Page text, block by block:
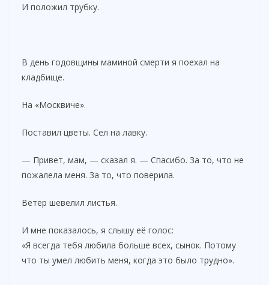
И положил трубку.
В день годовщины маминой смерти я поехал на
кладбище.
На «Москвиче».
Поставил цветы. Сел на лавку.
— Привет, мам, — сказал я. — Спасибо. За то, что не
пожалела меня. За то, что поверила.
Ветер шевелил листья.
И мне показалось, я слышу её голос:
«Я всегда тебя любила больше всех, сынок. Потому
что ты умел любить меня, когда это было трудно».